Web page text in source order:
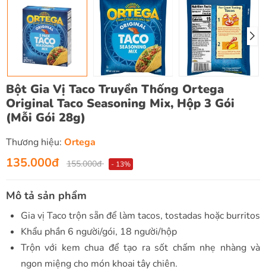
Bột Gia Vị Taco Truyền Thống Ortega
Original Taco Seasoning Mix, Hộp 3 Gói
(Mỗi Gói 28g)
Thương hiệu: Ortega
135.000đ 155.000đ - 13%
Mô tả sản phẩm
Gia vị Taco trộn sẵn để làm tacos, tostadas hoặc burritos
Khẩu phần 6 người/gói, 18 người/hộp
Trộn với kem chua để tạo ra sốt chấm nhẹ nhàng và
ngon miệng cho món khoai tây chiên.